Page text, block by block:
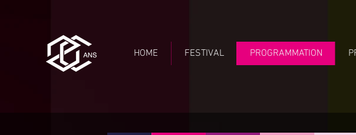
HOME FESTIVAL PROGRAMMATION